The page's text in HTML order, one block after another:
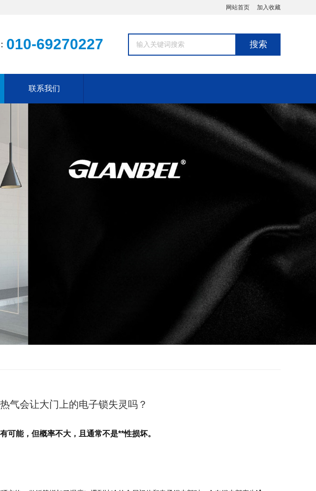
网站首页 加入收藏
010-69270227 搜索
联系我们
气会让大门上的电子锁失灵吗？
有可能，但概率不大，且通常不是**性损坏。